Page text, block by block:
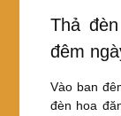
Thả
đêm
Vào ban
đèn hoa